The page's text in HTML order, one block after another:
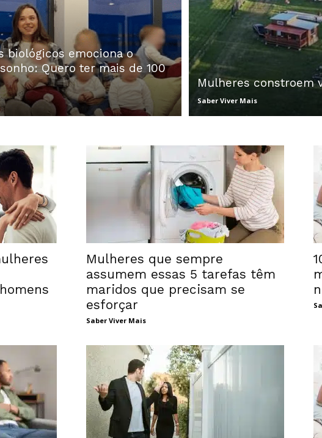
biológicos emociona o
Quero ter mais de 100
Mulheres constroem
Saber Viver Mais
Mulheres que sempre
assumem essas 5 tarefas têm
maridos que precisam se
esforçar
Saber Viver Mais